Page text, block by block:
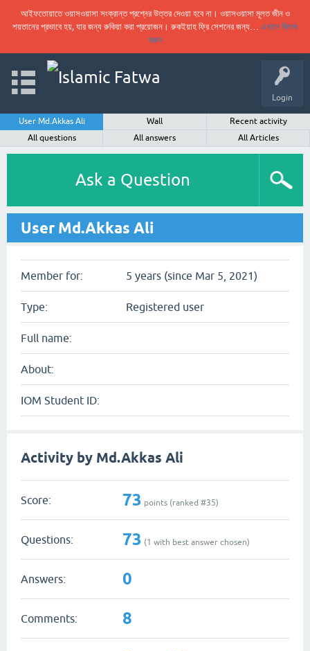
আইফতোয়াতে ওয়াসওয়াসা সংক্রান্ত প্রশ্নের উত্তর দেওয়া হবে না। ওয়াসওয়াসা মূলত জীন ও
শয়তানের প্রভাবে হয়, যার জন্য রুকিয়া করা প্রয়োজন। রুকইয়াহ ফ্রি সেশনের জন্য… এখানে ক্লিক
করুন
Login
User Md.Akkas Ali Wall
Recent activity
All questions
All answers All Articles
Ask a Question
User Md.Akkas Ali
Member for: 5 years (since Mar 5, 2021)
Type: Registered user
Full name:
About:
IOM Student ID:
Activity by Md.Akkas Ali
Score: 73 points (ranked #35)
Questions: 73 (1 with best answer chosen)
Answers: 0
Comments: 8